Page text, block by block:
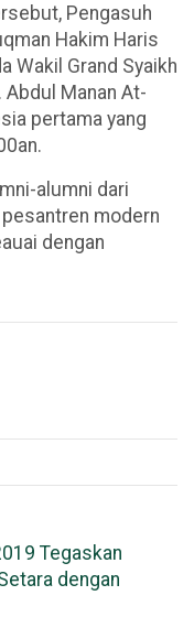
Pengasuh
Hakim Haris
Wakil Grand Syaikh
Abdul Manan At-
pertama yang
alumni dari
modern
dengan
Tegaskan
dengan